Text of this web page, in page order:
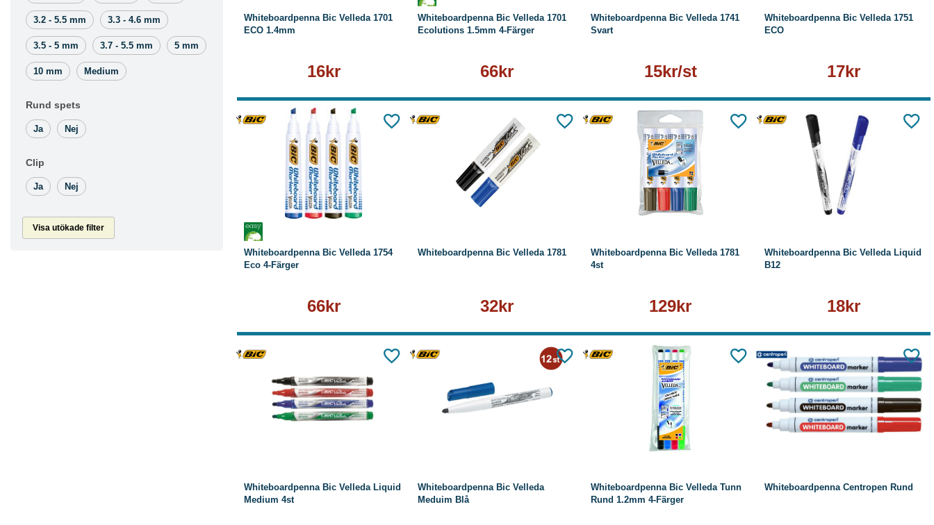
3.2 - 5.5 mm 3.3 - 4.6 mm
3.5 - 5 mm 3.7 - 5.5 mm 5 mm
10 mm Medium
Rund spets
Ja Nej
Clip
Ja Nej
Visa utökade filter
Whiteboardpenna Bic Velleda 1701
ECO 1.4mm
16kr
Whiteboardpenna Bic Velleda 1701
Ecolutions 1.5mm 4-Färger
66kr
Whiteboardpenna Bic Velleda 1741
Svart
15kr/st
Whiteboardpenna Bic Velleda 1751
ECO
17kr
Whiteboardpenna Bic Velleda 1754
Eco 4-Färger
66kr
Köp Läs mer
Whiteboardpenna Bic Velleda 1781
32kr
Läs mer
Whiteboardpenna Bic Velleda 1781
4st
129kr
Läs mer
Whiteboardpenna Bic Velleda Liquid
B12
18kr
Läs mer
Whiteboardpenna Bic Velleda Liquid
Medium 4st
Whiteboardpenna Bic Velleda
Meduim Blå
Whiteboardpenna Bic Velleda Tunn
Rund 1.2mm 4-Färger
Whiteboardpenna Centropen Rund
Läs mer